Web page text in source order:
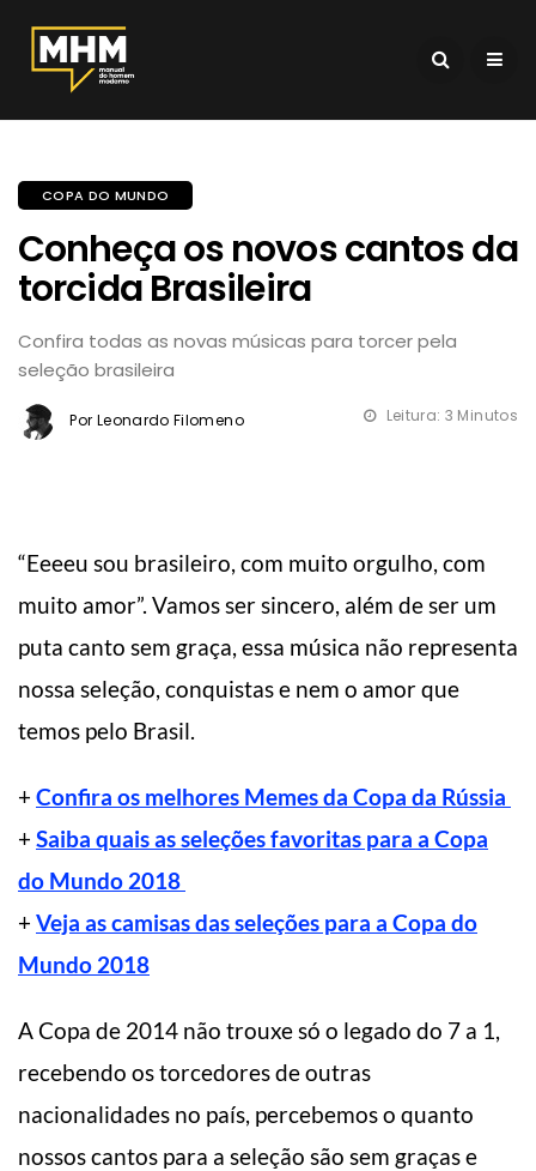
COPA DO MUNDO
Conheça os novos cantos da
torcida Brasileira
Confira todas as novas músicas para torcer pela
seleção brasileira
Por Leonardo Filomeno Leitura: 3 Minutos
“Eeeeu sou brasileiro, com muito orgulho, com
muito amor”. Vamos ser sincero, além de ser um
puta canto sem graça, essa música não representa
nossa seleção, conquistas e nem o amor que
temos pelo Brasil.
+ Confira os melhores Memes da Copa da Rússia
+ Saiba quais as seleções favoritas para a Copa
do Mundo 2018
+ Veja as camisas das seleções para a Copa do
Mundo 2018
A Copa de 2014 não trouxe só o legado do 7 a 1,
recebendo os torcedores de outras
nacionalidades no país, percebemos o quanto
nossos cantos para a seleção são sem graças e